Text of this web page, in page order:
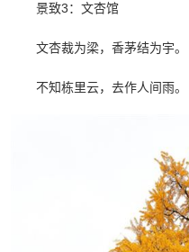
景致3：文杏馆
文杏裁为梁，香茅结为宇。
不知栋里云，去作人间雨。